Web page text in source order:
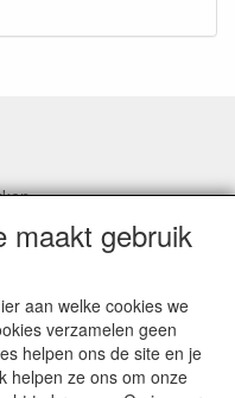
maakt gebruik
aan welke cookies we
verzamelen geen
helpen ons de site en je
helpen ze ons om onze